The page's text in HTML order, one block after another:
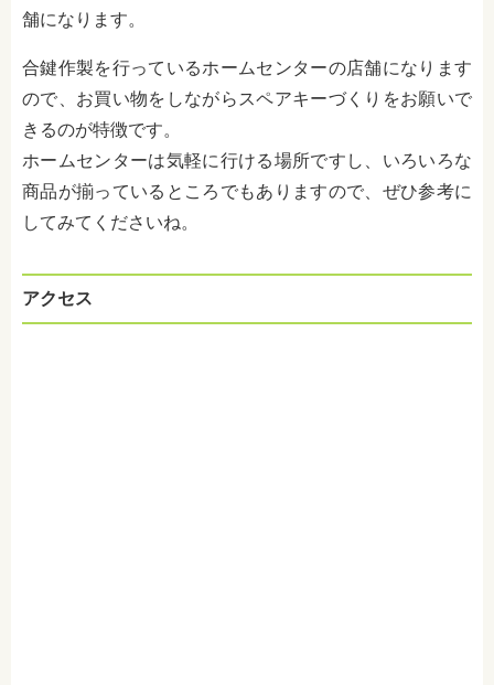
舗になります。
合鍵作製を行っているホームセンターの店舗になります
ので、お買い物をしながらスペアキーづくりをお願いで
きるのが特徴です。
ホームセンターは気軽に行ける場所ですし、いろいろな
商品が揃っているところでもありますので、ぜひ参考に
してみてくださいね。
アクセス